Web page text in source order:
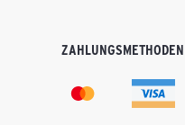
ZAHLUNGSMETHODEN